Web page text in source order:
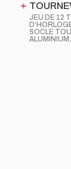
JEU DE 12
SOCLE
ALUMINIUM.